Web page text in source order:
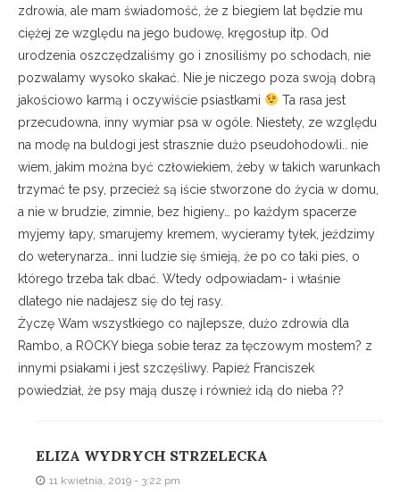
zdrowia, ale mam świadomość, że z biegiem lat będzie mu
ciężej ze względu na jego budowę, kręgosłup itp. Od
urodzenia oszczędzaliśmy go i znosiliśmy po schodach, nie
pozwalamy wysoko skakać. Nie je niczego poza swoją dobrą
jakościowo karmą i oczywiście psiastkami
Ta rasa jest
przecudowna, inny wymiar psa w ogóle. Niestety, ze względu
na modę na buldogi jest strasznie dużo pseudohodowli.. nie
wiem, jakim można być człowiekiem, żeby w takich warunkach
trzymać te psy, przecież są iście stworzone do życia w domu,
a nie w brudzie, zimnie, bez higieny… po każdym spacerze
myjemy łapy, smarujemy kremem, wycieramy tyłek, jeździmy
do weterynarza… inni ludzie się śmieją, że po co taki pies, o
którego trzeba tak dbać. Wtedy odpowiadam- i właśnie
dlatego nie nadajesz się do tej rasy.
Życzę Wam wszystkiego co najlepsze, dużo zdrowia dla
Rambo, a ROCKY biega sobie teraz za tęczowym mostem? z
innymi psiakami i jest szczęśliwy. Papież Franciszek
powiedział, że psy mają duszę i również idą do nieba ??
ELIZA WYDRYCH STRZELECKA
11 kwietnia, 2019 - 3:22 pm